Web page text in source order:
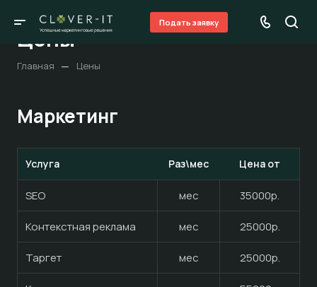
Подать заявку
Цены
Главная — Цены
Маркетинг
Услуга Раз\мес Цена от
SEO мес 35000р.
Контекстная реклама мес 25000р.
Таргет мес 25000р.